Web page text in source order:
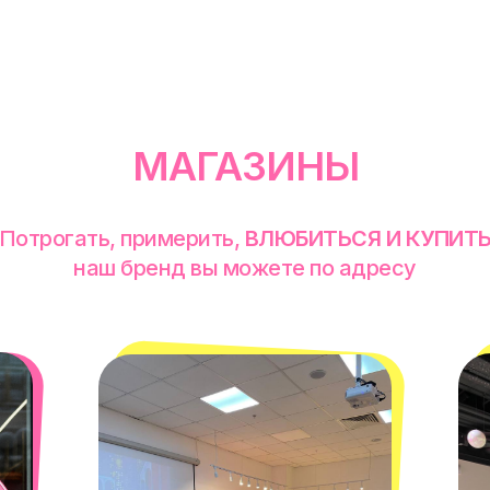
МАГАЗИНЫ
примерить, ВЛЮБИТЬСЯ И
наш бренд вы можете по адресу